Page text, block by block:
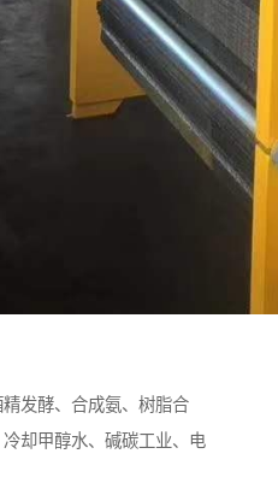
发酵、合成氨、树脂合
却甲醇水、碱碳工业、电